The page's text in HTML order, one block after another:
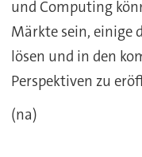
und Computing
Märkte sein, einige
lösen und in den
Perspektiven zu
(na)